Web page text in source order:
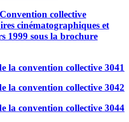
collective
cinématographiques et
1999 sous la brochure
la convention collective 3041
la convention collective 3042
la convention collective 3044